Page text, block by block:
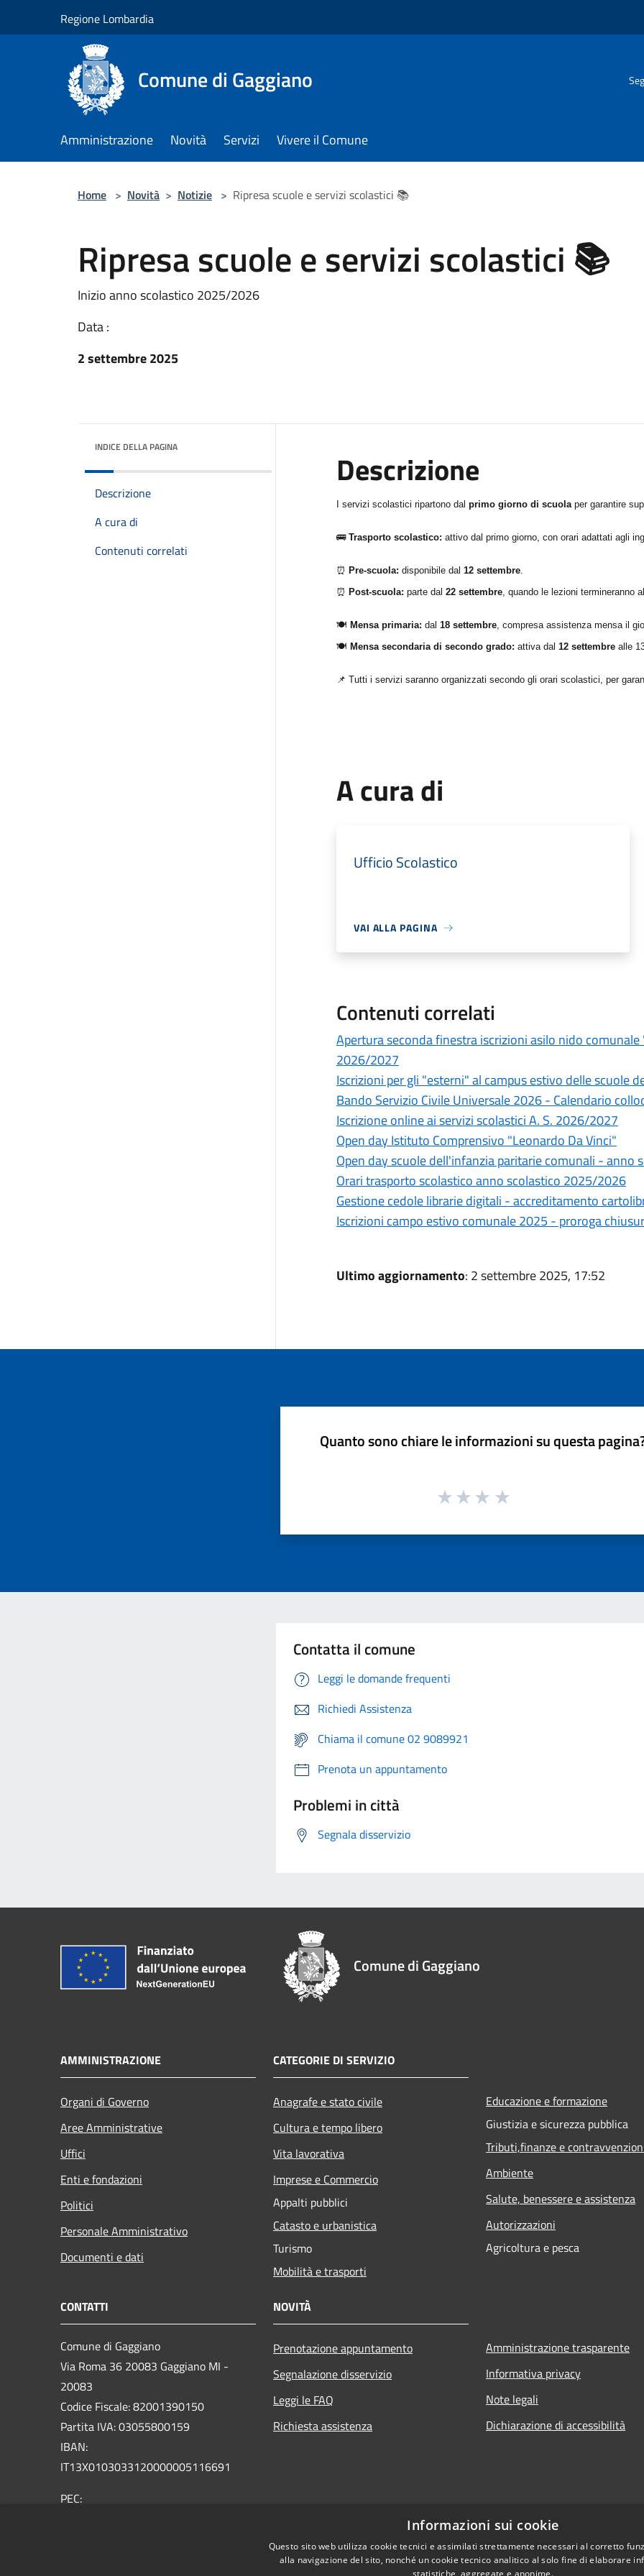
Regione Lombardia
Comune di Gaggiano
Amministrazione Novità Servizi Vivere il Comune
Home > Novità > Notizie > Ripresa scuole e servizi scolastici 📚
Ripresa scuole e servizi scolastici 📚
Inizio anno scolastico 2025/2026
Data :
2 settembre 2025
INDICE DELLA PAGINA
Descrizione
A cura di
Contenuti correlati
Descrizione
I servizi scolastici ripartono dal primo giorno di scuolaper garantire
🚌 Trasporto scolastico: attivo dal primo giorno, con orari adattati agli
⏰ Pre-scuola: disponibile dal 12 settembre.
⏰ Post-scuola: parte dal 22 settembre, quando le lezioni termineranno
🍽 Mensa primaria: dal 18 settembre, compresa assistenza mensa il
🍽 Mensa secondaria di secondo grado: attiva dal 12 settembrealle
📌 Tutti i servizi saranno organizzati secondo gli orari scolastici, per
A cura di
Ufficio Scolastico
VAI ALLA PAGINA
Contenuti correlati
Apertura seconda finestra iscrizioni asilo nido
2026/2027
Iscrizioni per gli "esterni" al campus estivo delle scuole
Bando Servizio Civile Universale 2026 - Calendario
Iscrizione online ai servizi scolastici A. S. 2026/2027
Open day Istituto Comprensivo "Leonardo Da Vinci"
Open day scuole dell'infanzia paritarie comunali - anno
Orari trasporto scolastico anno scolastico 2025/2026
Gestione cedole librarie digitali - accreditamento
Iscrizioni campo estivo comunale 2025 - proroga
Ultimo aggiornamento: 2 settembre 2025, 17:52
Quanto sono chiare le informazioni su questa
Contatta il comune
Leggi le domande frequenti
Richiedi Assistenza
Chiama il comune 02 9089921
Prenota un appuntamento
Problemi in città
Segnala disservizio
Comune di Gaggiano
AMMINISTRAZIONE
Organi di Governo
Aree Amministrative
Uffici
Enti e fondazioni
Politici
Personale Amministrativo
Documenti e dati
CATEGORIE DI SERVIZIO
Anagrafe e stato civile
Cultura e tempo libero
Vita lavorativa
Imprese e Commercio
Appalti pubblici
Catasto e urbanistica
Turismo
Mobilità e trasporti
Educazione e formazione
Giustizia e sicurezza pubblica
Tributi,finanze e
Ambiente
Salute, benessere e assistenza
Autorizzazioni
Agricoltura e pesca
CONTATTI
Comune di Gaggiano
Via Roma 36 20083 Gaggiano MI -
20083
Codice Fiscale: 82001390150
Partita IVA: 03055800159
IBAN:
IT13X0103033120000005116691
PEC:
NOVITÀ
Prenotazione appuntamento
Segnalazione disservizio
Leggi le FAQ
Richiesta assistenza
Amministrazione trasparente
Informativa privacy
Note legali
Dichiarazione di accessibilità
Informazioni sui cookie
Questo sito web utilizza cookie tecnici e assimilati strettamente necessari al corretto
alla navigazione del sito, nonché un cookie tecnico analitico al solo fine di elaborare
statistiche, aggregate e anonime.